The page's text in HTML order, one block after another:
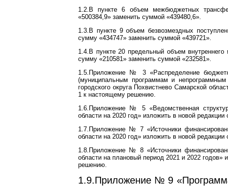
1.2.В пункте 6 объем межбюджетных
«500384,9» заменить суммой «439480,6».
1.3.В пункте 9 объем безвозмездных
сумму «434747» заменить суммой «439721».
1.4.В пункте 20 предельный объем внутреннего
сумму «210581» заменить суммой «232581».
1.5.Приложение № 3 «Распределение
(муниципальным программам и
городского округа Похвистнево Самарской
1 к настоящему решению.
1.6.Приложение № 5 «Ведомственная
области на 2020 год» изложить в новой
1.7.Приложение № 7 «Источники
области на 2020 год» изложить в новой
1.8.Приложение № 8 «Источники
области на плановый период 2021 и 2022
решению.
1.9.Приложение № 9